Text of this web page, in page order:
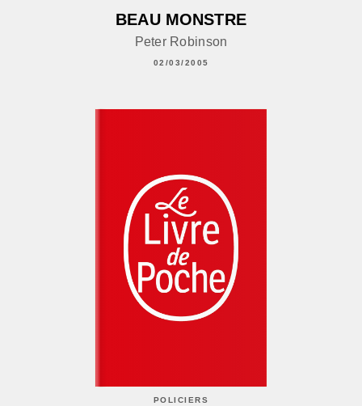
BEAU MONSTRE
Peter Robinson
02/03/2005
POLICIERS